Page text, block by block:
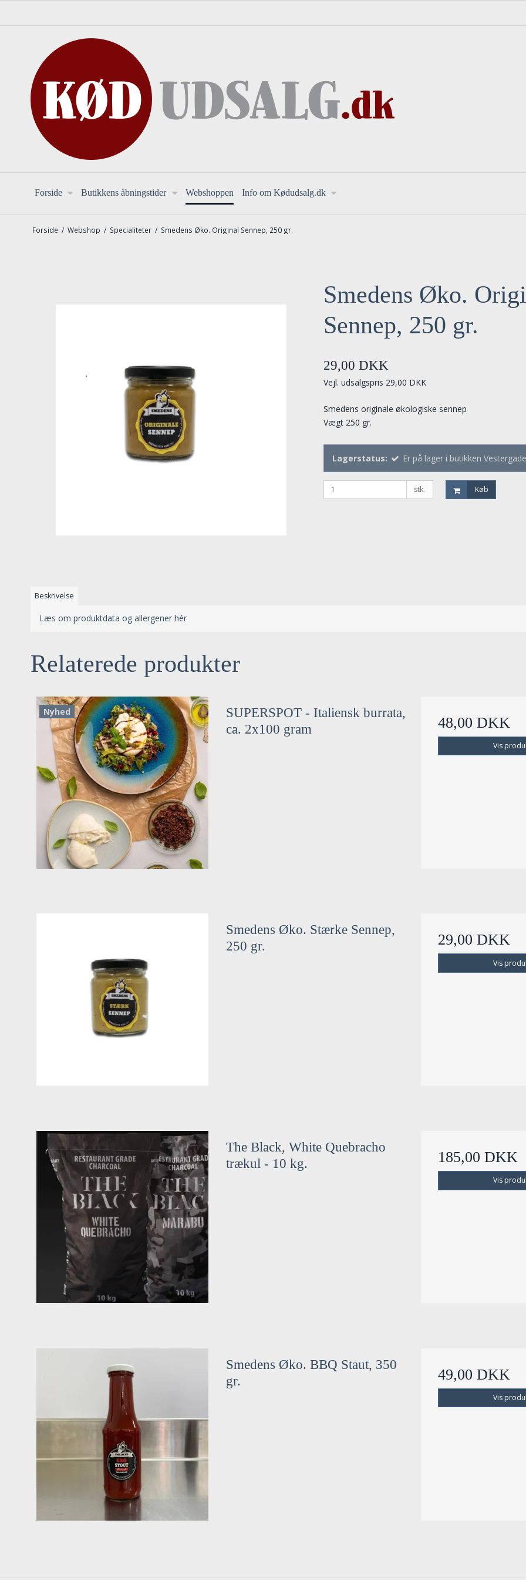
Forside Butikkens åbningstider Webshoppen Info om Kødudsalg.dk
Forside / Webshop / Specialiteter / Smedens Øko. Original Sennep, 250 gr.
Smedens Øko.
Sennep, 250 gr.
29,00 DKK
Vejl. udsalgspris 29,00 DKK
Smedens originale økologiske sennep
Vægt 250 gr.
Lagerstatus: Er på lager i butikken
stk. Køb
Beskrivelse
Læs om produktdata og allergener hér
Relaterede produkter
Nyhed
SUPERSPOT - Italiensk burrata,
ca. 2x100 gram
48,00 DKK
Vis
Smedens Øko. Stærke Sennep,
250 gr.
29,00 DKK
Vis
The Black, White Quebracho
trækul - 10 kg.
185,00 DKK
Vis
Smedens Øko. BBQ Staut, 350
gr.
49,00 DKK
Vis